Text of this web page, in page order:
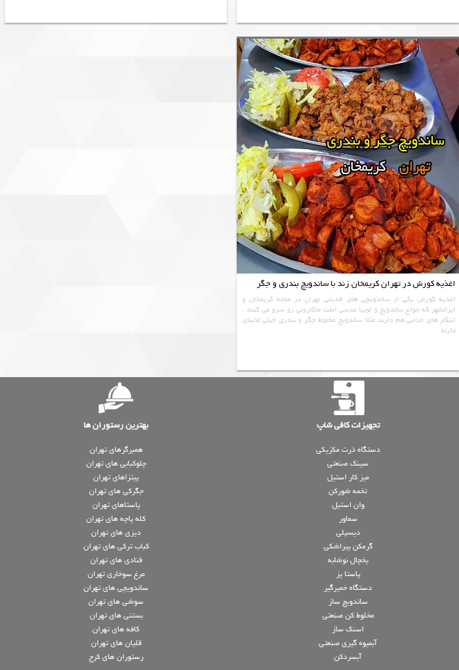
اغذیه کورش در تهران کریمخان زند با ساندویچ بندری و جگر
اغذیه کورش یکی از ساندویچی های قدیمی تهران در محله کریمخان و
ایرانشهر که انواع ساندویچ و لوبیا عدسی املت ماکارونی رو سرو می کنند ،
ابتکار های جذابی هم دارند مثلا ساندویچ مخلوط جگر و بندری خیلی لذیذی
دارند
تجهیزات کافی شاپ بهترین رستوران ها
دستگاه ذرت مکزیکی
سینک صنعتی
میز کار استیل
تخمه شورکن
وان استیل
سماور
دیسپلی
گرمکن پیراشکی
یخچال نوشابه
پاستا پز
دستگاه خمیرگیر
ساندویچ ساز
مخلوط کن صنعتی
اسنک ساز
آبمیوه گیری صنعتی
آبسردکن
همبرگرهای تهران
چلوکبابی های تهران
پیتزاهای تهران
جگرکی های تهران
پاستاهای تهران
کله پاچه های تهران
دیزی های تهران
کباب ترکی های تهران
قنادی های تهران
مرغ سوخاری تهران
ساندویچی های تهران
سوشی های تهران
بستنی های تهران
کافه های تهران
قلیان های تهران
رستوران های کرج